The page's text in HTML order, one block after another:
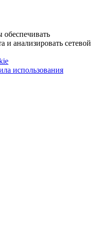
и анализировать сетевой
использования